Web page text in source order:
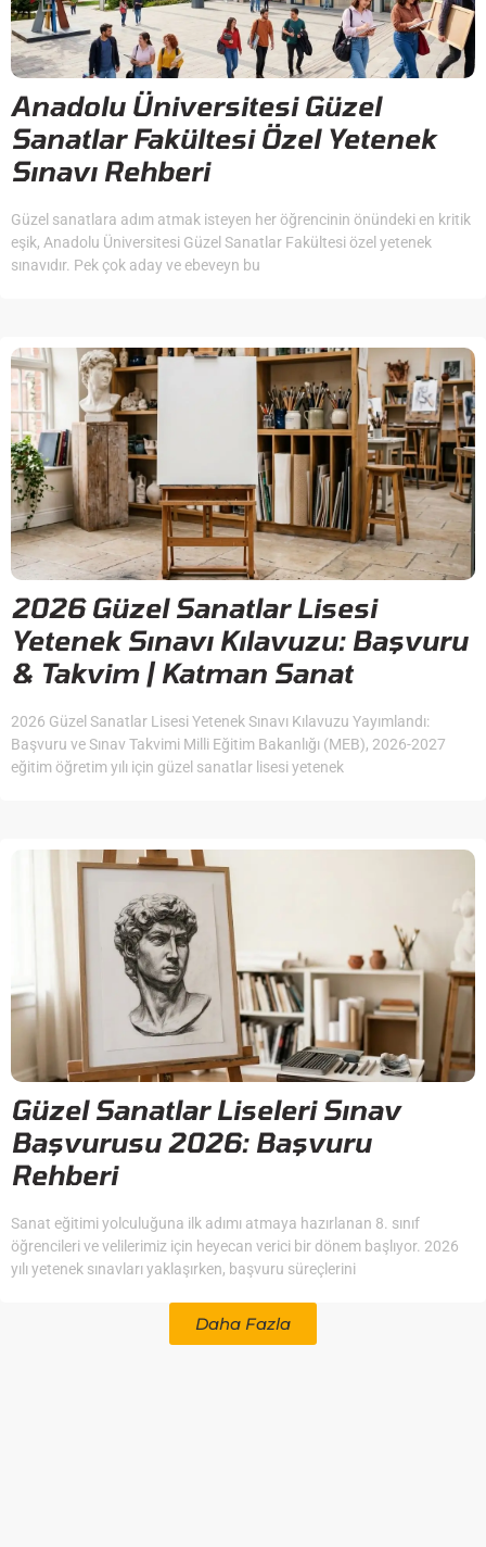
Anadolu Üniversitesi Güzel
Sanatlar Fakültesi Özel Yetenek
Sınavı Rehberi
Güzel sanatlara adım atmak isteyen her öğrencinin önündeki en kritik
eşik, Anadolu Üniversitesi Güzel Sanatlar Fakültesi özel yetenek
sınavıdır. Pek çok aday ve ebeveyn bu
2026 Güzel Sanatlar Lisesi
Yetenek Sınavı Kılavuzu: Başvuru
& Takvim | Katman Sanat
2026 Güzel Sanatlar Lisesi Yetenek Sınavı Kılavuzu Yayımlandı:
Başvuru ve Sınav Takvimi Milli Eğitim Bakanlığı (MEB), 2026-2027
eğitim öğretim yılı için güzel sanatlar lisesi yetenek
Güzel Sanatlar Liseleri Sınav
Başvurusu 2026: Başvuru
Rehberi
Sanat eğitimi yolculuğuna ilk adımı atmaya hazırlanan 8. sınıf
öğrencileri ve velilerimiz için heyecan verici bir dönem başlıyor. 2026
yılı yetenek sınavları yaklaşırken, başvuru süreçlerini
Daha Fazla